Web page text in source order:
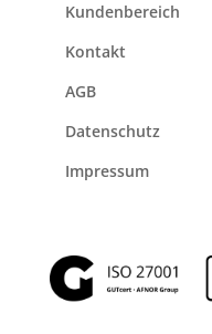
Kundenbereich
Kontakt
AGB
Datenschutz
Impressum